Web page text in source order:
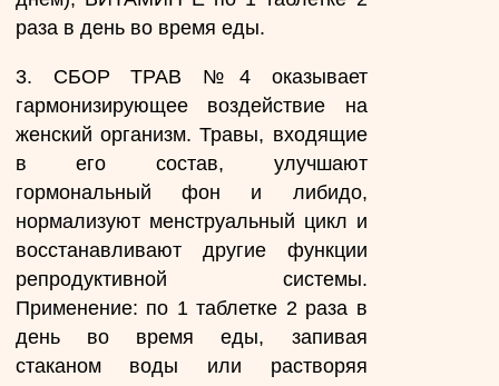
раза в день во время еды.
3. СБОР ТРАВ №4 оказывает
гармонизирующее воздействие на
женский организм. Травы, входящие
в его состав, улучшают
гормональный фон и либидо,
нормализуют менструальный цикл и
восстанавливают другие функции
репродуктивной системы.
Применение: по 1 таблетке 2 раза в
день во время еды, запивая
стаканом воды или растворяя